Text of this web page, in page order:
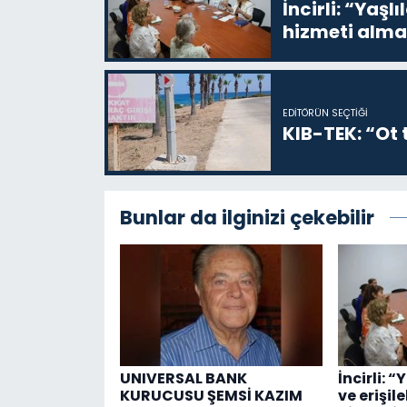
İncirli:
hizmeti
EDITÖRÜN SEÇTIĞI
KIB-TEK:
Bunlar da ilginizi çekebilir
UNIVERSAL BANK
KURUCUSU ŞEMSİ KAZIM
İncirli:
ve